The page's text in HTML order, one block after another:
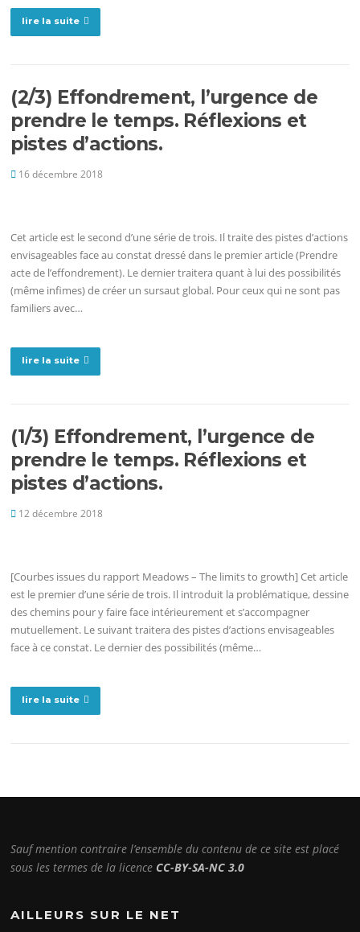
lire la suite
(2/3) Effondrement, l’urgence de
prendre le temps. Réflexions et
pistes d’actions.
16 décembre 2018
Cet article est le second d’une série de trois. Il traite des pistes d’actions
envisageables face au constat dressé dans le premier article (Prendre
acte de l’effondrement). Le dernier traitera quant à lui des possibilités
(même infimes) de créer un sursaut global. Pour ceux qui ne sont pas
familiers avec…
lire la suite
(1/3) Effondrement, l’urgence de
prendre le temps. Réflexions et
pistes d’actions.
12 décembre 2018
[Courbes issues du rapport Meadows – The limits to growth] Cet article
est le premier d’une série de trois. Il introduit la problématique, dessine
des chemins pour y faire face intérieurement et s’accompagner
mutuellement. Le suivant traitera des pistes d’actions envisageables
face à ce constat. Le dernier des possibilités (même…
lire la suite
Sauf mention contraire l’ensemble du contenu de ce site est placé
sous les termes de la licence CC-BY-SA-NC 3.0
AILLEURS SUR LE NET